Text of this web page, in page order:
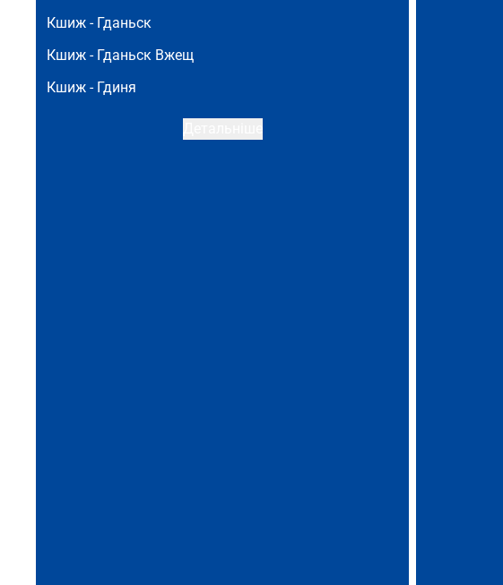
Кшиж - Гданьск
Кшиж - Гданьск Вжещ
Кшиж - Гдиня